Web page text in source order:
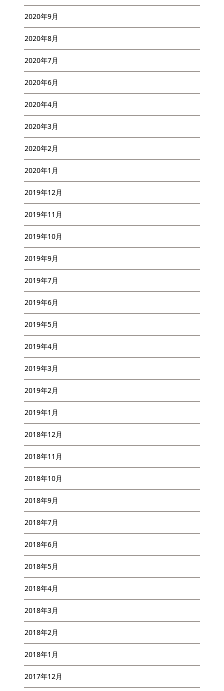
2020年9月
2020年8月
2020年7月
2020年6月
2020年4月
2020年3月
2020年2月
2020年1月
2019年12月
2019年11月
2019年10月
2019年9月
2019年7月
2019年6月
2019年5月
2019年4月
2019年3月
2019年2月
2019年1月
2018年12月
2018年11月
2018年10月
2018年9月
2018年7月
2018年6月
2018年5月
2018年4月
2018年3月
2018年2月
2018年1月
2017年12月